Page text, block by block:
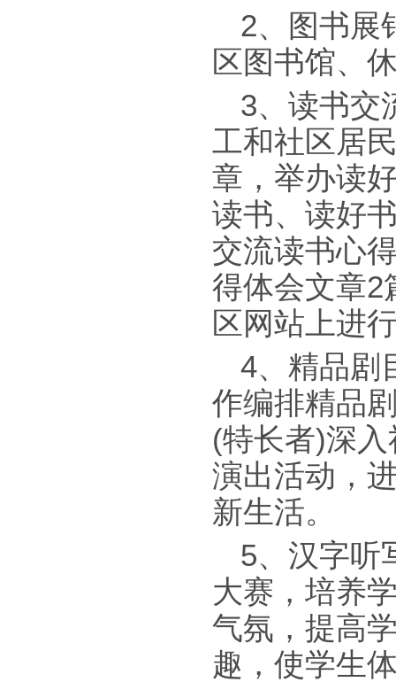
2、图书展
区图书馆、
3、读书交
工和社区居
章，举办读
读书、读好
交流读书心
得体会文章2
区网站上进
4、精品剧
作编排精品
(特长者)深
演出活动，
新生活。
5、汉字听
大赛，培养
气氛，提高
趣，使学生